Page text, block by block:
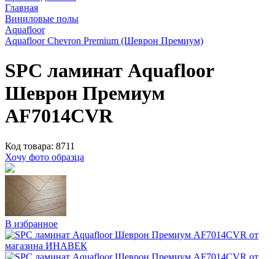
Главная
Виниловые полы
Aquafloor
Aquafloor Chevron Premium (Шеврон Премиум)
SPC ламинат Aquafloor
Шеврон Премиум
AF7014CVR
Код товара: 8711
Хочу фото образца
В избранное